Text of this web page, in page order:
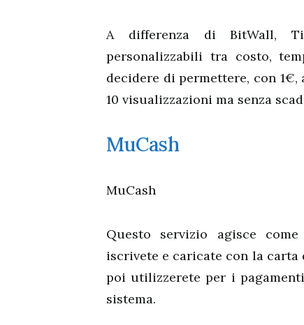
A differenza di BitWall,
personalizzabili tra costo,
decidere di permettere, con
10 visualizzazioni ma senza
MuCash
MuCash
Questo servizio agisce
iscrivete e caricate con la
poi utilizzerete per i
sistema.